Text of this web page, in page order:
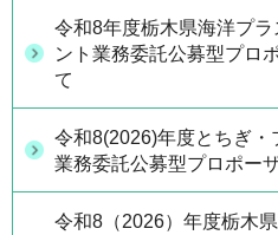
令和8年度栃木県海洋プ
ント業務委託公募型プロ
て
令和8(2026)年度とちぎ
業務委託公募型プロポー
令和8（2026）年度栃木